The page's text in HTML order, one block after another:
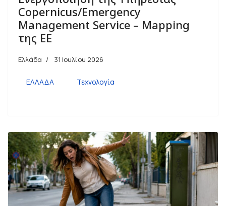
Copernicus/Emergency
Management Service – Mapping
της ΕΕ
Ελλάδα 31 Ιουλίου 2026
ΕΛΛΑΔΑ Τεχνολογία